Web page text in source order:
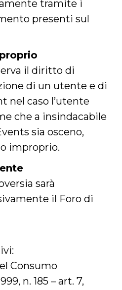
tramite i
presenti sul
il diritto di
di un utente e di
nel caso l’utente
che a insindacabile
sia osceno,
improprio.
sarà
il Foro di
Consumo
n. 185 – art. 7,